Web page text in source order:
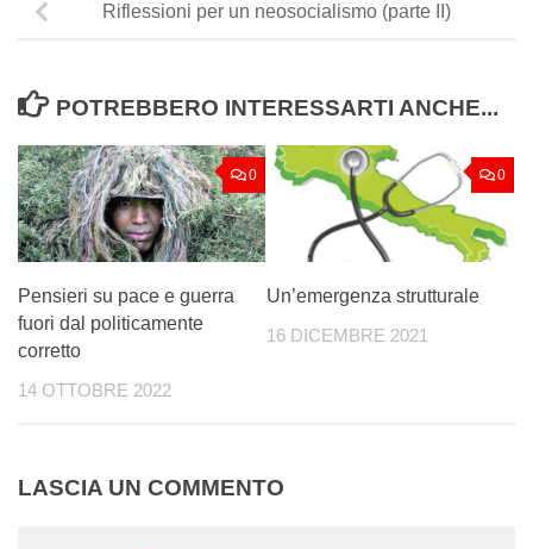
Riflessioni per un neosocialismo (parte II)
POTREBBERO INTERESSARTI ANCHE...
0
Pensieri su pace e guerra
fuori dal politicamente
corretto
14 OTTOBRE 2022
0
Un’emergenza strutturale
16 DICEMBRE 2021
LASCIA UN COMMENTO